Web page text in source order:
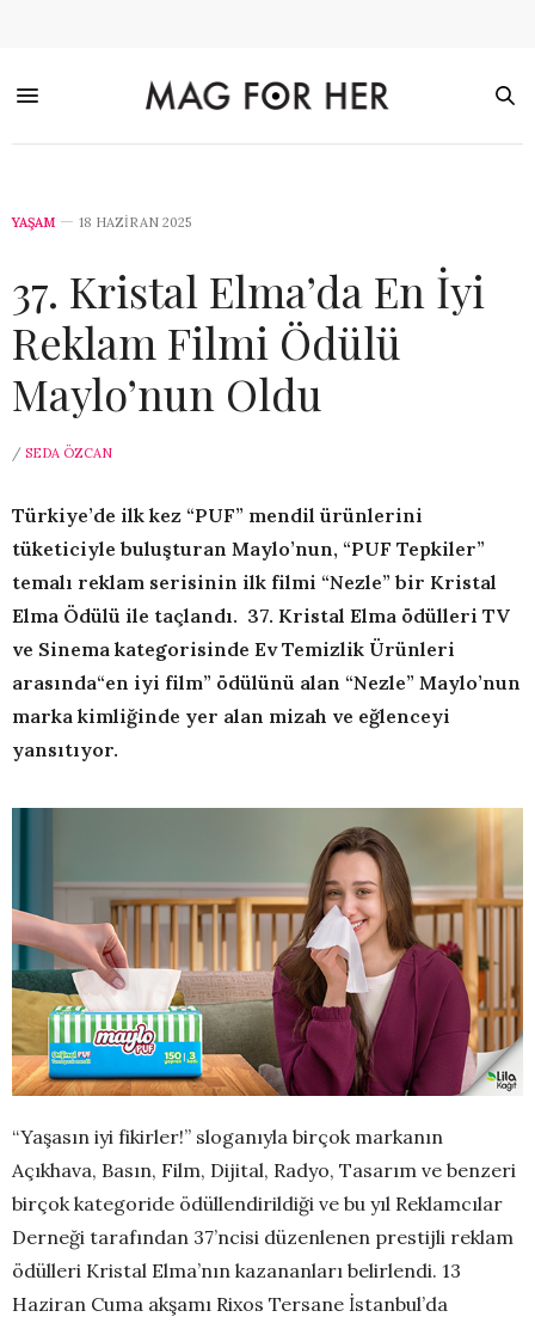
YAŞAM 18 HAZIRAN 2025
37. Kristal Elma’da En İyi
Reklam Filmi Ödülü
Maylo’nun Oldu
/ SEDA ÖZCAN
Türkiye’de ilk kez “PUF” mendil ürünlerini
tüketiciyle buluşturan Maylo’nun, “PUF Tepkiler”
temalı reklam serisinin ilk filmi “Nezle” bir Kristal
Elma Ödülü ile taçlandı. 37. Kristal Elma ödülleri TV
ve Sinema kategorisinde Ev Temizlik Ürünleri
arasında“en iyi film” ödülünü alan “Nezle” Maylo’nun
marka kimliğinde yer alan mizah ve eğlenceyi
yansıtıyor.
“Yaşasın iyi fikirler!” sloganıyla birçok markanın
Açıkhava, Basın, Film, Dijital, Radyo, Tasarım ve benzeri
birçok kategoride ödüllendirildiği ve bu yıl Reklamcılar
Derneği tarafından 37’ncisi düzenlenen prestijli reklam
ödülleri Kristal Elma’nın kazananları belirlendi. 13
Haziran Cuma akşamı Rixos Tersane İstanbul’da